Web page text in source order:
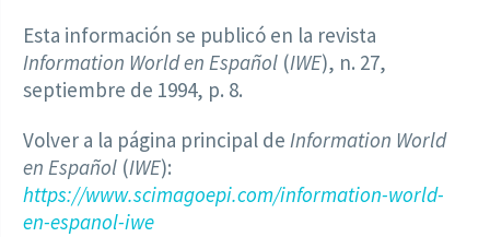
Esta información se publicó en la revista
Information World en Español (IWE), n. 27,
septiembre de 1994, p. 8.
Volver a la página principal de Information World
en Español (IWE):
https://www.scimagoepi.com/information-world-
en-espanol-iwe